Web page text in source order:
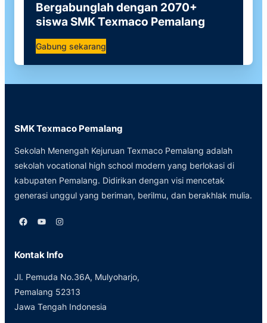
Bergabunglah dengan 2070+
siswa SMK Texmaco Pemalang
Gabung sekarang
SMK Texmaco Pemalang
Sekolah Menengah Kejuruan Texmaco Pemalang adalah
sekolah vocational high school modern yang berlokasi di
kabupaten Pemalang. Didirikan dengan visi mencetak
generasi unggul yang beriman, berilmu, dan berakhlak mulia.
Facebook YouTube Instagram
Kontak Info
Jl. Pemuda No.36A, Mulyoharjo,
Pemalang 52313
Jawa Tengah Indonesia